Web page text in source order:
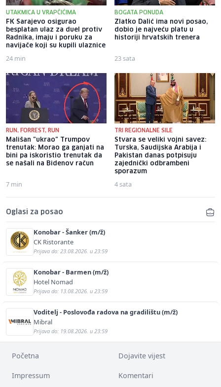
UTAKMICA U VRAPČIĆIMA
FK Sarajevo osigurao
besplatan ulaz za duel protiv
Radnika, imaju i poruku za
navijače koji su kupili ulaznice
24 min
BOGATA PONUDA
Zlatko Dalić ima novi posao,
dobio je najveću platu u
historiji hrvatskih trenera
23 sata
RUN, FORREST, RUN
Mališan "ukrao" Trumpov
trenutak: Morao ga ganjati na
bini pa iskoristio trenutak da
se našali na Bidenov račun
7 min
TRI REGIONALNE SILE
Stvara se veliki vojni savez:
Turska, Saudijska Arabija i
Pakistan danas potpisuju
zajednički odbrambeni
sporazum
4 sata
Oglasi za posao
Konobar - Šanker (m/ž)
CK Ristorante
Prijava do: 23.08.2026. u 23:59
Konobar - Barmen (m/ž)
Hotel Nomad
Prijava do: 13.08.2026. u 23:59
Voditelj - Poslovođa radova na gradilištu (m/ž)
Mibral
Prijava do: 19.08.2026. u 23:59
Početna Dojavite vijest
Impressum Komentari